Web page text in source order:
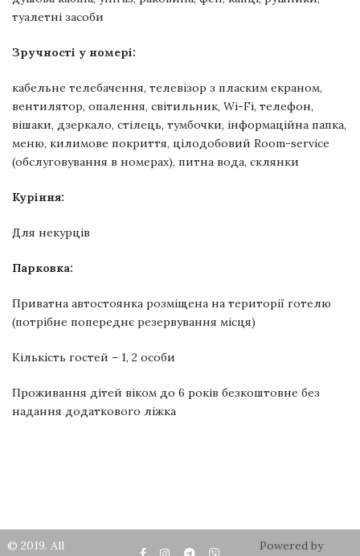
туалетні засоби
Зручності у номері:
кабельне телебачення, телевізор з пласким екраном,
вентилятор, опалення, світильник, Wi-Fi, телефон,
вішаки, дзеркало, стілець, тумбочки, інформаційна папка,
меню, килимове покриття, цілодобовий Room-service
(обслуговування в номерах), питна вода, склянки
Куріння:
Для некурців
Парковка:
Приватна автостоянка розміщена на території готелю
(потрібне попереднє резервування місця)
Кількість гостей – 1, 2 особи
Проживання дітей віком до 6 років безкоштовне без
надання додаткового ліжка
© 2019. All Powered by